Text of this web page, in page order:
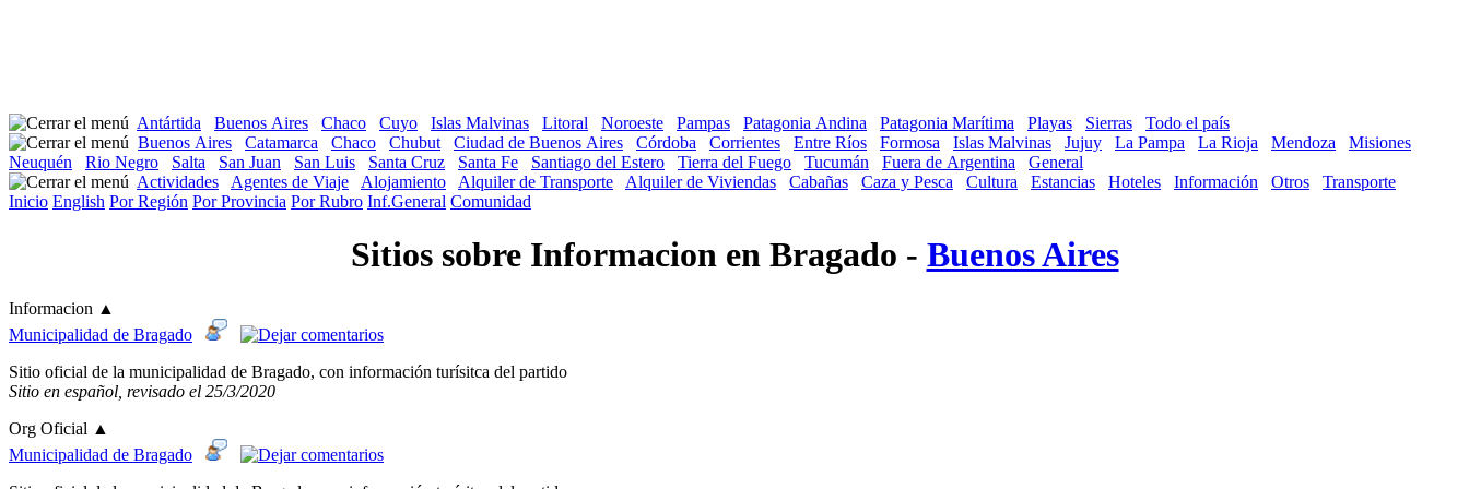
Antártida Buenos Aires Chaco Cuyo Islas Malvinas Litoral Noroeste Pampas Patagonia Andina Patagonia Marítima Playas Sierras
Todo el país
Buenos Aires
Catamarca Chaco Chubut Ciudad de Buenos Aires Córdoba Corrientes Entre Ríos Formosa Islas Malvinas Jujuy La Pampa La Rioja Mendoza
Misiones
Neuquén
Rio Negro Salta San Juan San Luis Santa Cruz Santa Fe Santiago del Estero Tierra del Fuego Tucumán Fuera de Argentina
General
Actividades
Agentes de Viaje Alojamiento Alquiler de Transporte Alquiler de Viviendas Cabañas Caza y Pesca Cultura Estancias Hoteles Información Otros
Transporte
Inicio English Por Región Por Provincia Por Rubro Inf.General Comunidad
Sitios sobre Informacion en Bragado - Buenos Aires
Informacion ▲
Municipalidad de Bragado
Sitio oficial de la municipalidad de Bragado, con información turísitca del partido
Sitio en español, revisado el 25/3/2020
Org Oficial ▲
Municipalidad de Bragado